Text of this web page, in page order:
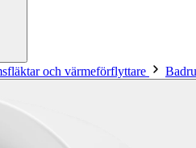
och värmeförflyttare